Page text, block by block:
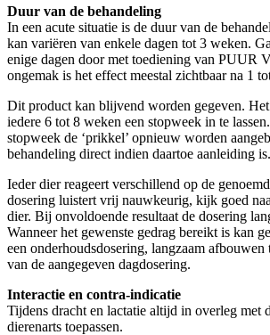
Duur van de behandeling
In een acute situatie is de duur van de
kan variëren van enkele dagen tot 3 weken.
enige dagen door met toediening van PUUR
ongemak is het effect meestal zichtbaar na 1
Dit product kan blijvend worden gegeven. Het
iedere 6 tot 8 weken een stopweek in te
stopweek de ‘prikkel’ opnieuw worden
behandeling direct indien daartoe aanleiding is.
Ieder dier reageert verschillend op de
dosering luistert vrij nauwkeurig, kijk goed
dier. Bij onvoldoende resultaat de dosering
Wanneer het gewenste gedrag bereikt is kan
een onderhoudsdosering, langzaam
van de aangegeven dagdosering.
Interactie en contra-indicatie
Tijdens dracht en lactatie altijd in overleg met
dierenarts toepassen.